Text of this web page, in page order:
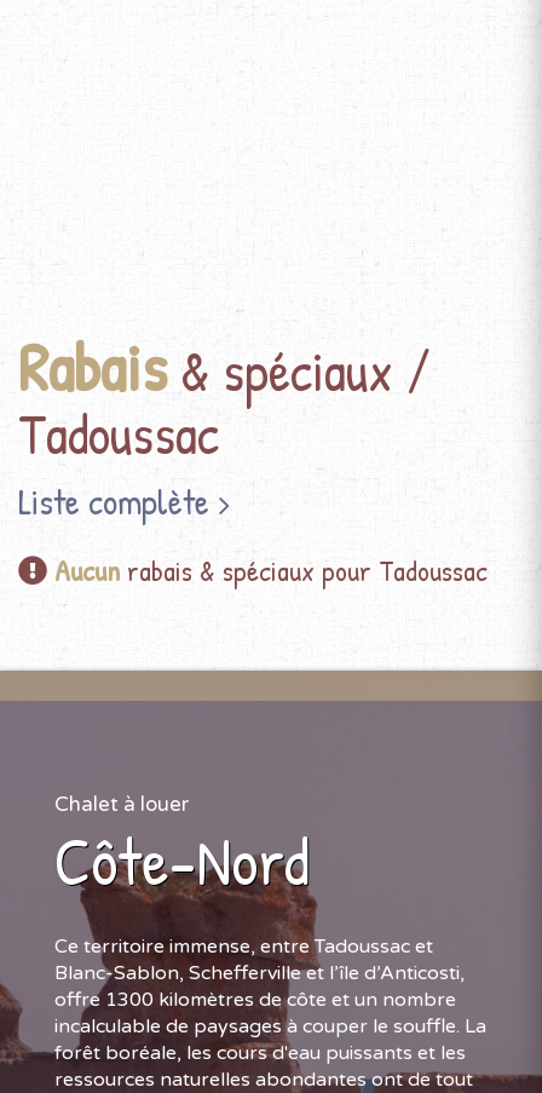
Rabais& spéciaux /
Tadoussac
Liste complète
Aucun rabais & spéciaux pour Tadoussac
Chalet à louer
Côte-Nord
Ce territoire immense, entre Tadoussac et
Blanc-Sablon, Schefferville et l’île d’Anticosti,
offre 1300 kilomètres de côte et un nombre
incalculable de paysages à couper le souffle. La
forêt boréale, les cours d'eau puissants et les
ressources naturelles abondantes ont de tout